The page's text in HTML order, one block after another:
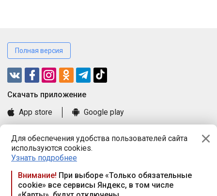
Для обеспечения удобства пользователей сайта
используются cookies.
Узнать подробнее
Внимание! При выборе «Только обязательные
cookie» все сервисы Яндекс, в том числе
Полная версия
Cкачать приложение
App store
Google play
Книга замечаний и предложений
Правила и документы
Praca.by © 2000—2026, ООО «ПРАЦА БАЙ»
Республика Беларусь, 220114, г. Минск, пр-т Независимости
117а, пом. № 9.